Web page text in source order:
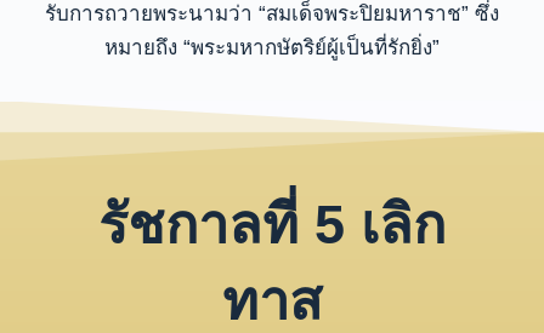
รับการถวายพระนามว่า “สมเด็จพระปิยมหาราช” ซึ่ง
หมายถึง “พระมหากษัตริย์ผู้เป็นที่รักยิ่ง”
รัชกาลที่ 5 เลิก
ทาส